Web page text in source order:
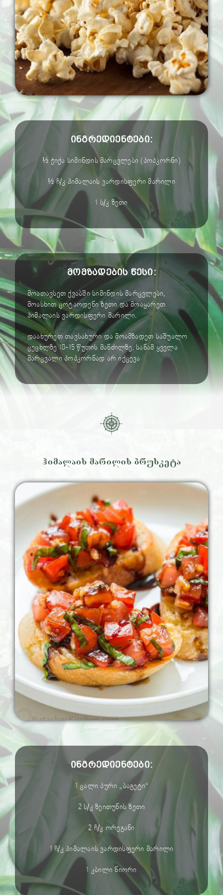
ინგრედიენტები:
½ ჭიქა სიმინდის მარცვლები (პოპკორნი)
½ ჩ/კ ჰიმალაის ვარდისფერი მარილი
1 ს/კ ზეთი
მომზადების წესი:
მოათავსეთ ქვაბში სიმინდის მარცვლები,
მოასხით ცოტაოდენი ზეთი და მოაყარეთ
ჰიმალაის ვარდისფერი მარილი.
დაახურეთ თავსახური და მოამზადეთ საშუალო
ცეცხლზე 10-15 წუთის მანძილზე, სანამ ყველა
მარცვალი პოპკორნად არ იქცევა
ჰიმალაის მარილის ბრუსკეტა
ინგრედიენტები:
1 ცალი პური „ბაგეტი“
2 ს/კ ზეითუნის ზეთი
2 ჩ/კ ორეგანი
1 ჩ/კ ჰიმალაის ვარდისფერი მარილი
1 კბილი ნიორი